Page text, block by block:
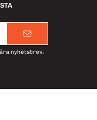
nyhetsbrev.